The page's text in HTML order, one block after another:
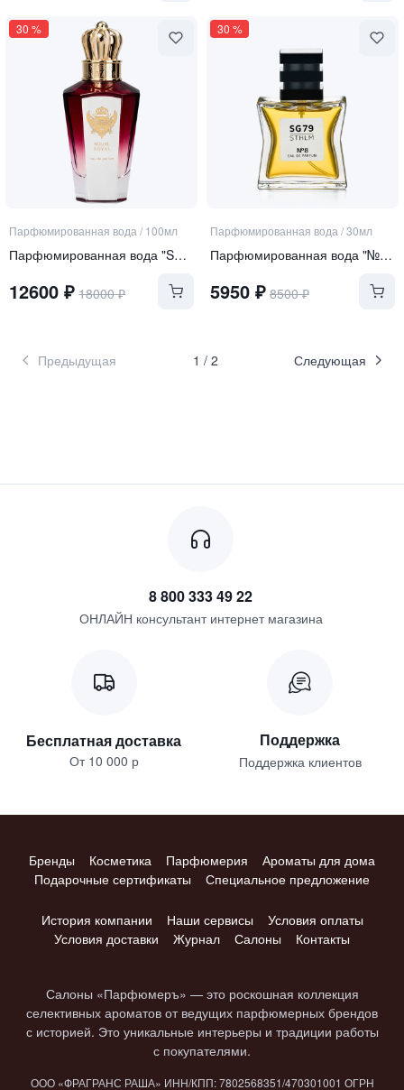
30 %
Парфюмированная вода / 100мл
Парфюмированная вода "SOLEIL ROYAL"
12600 ₽ 18000₽
30 %
Парфюмированная вода /30мл
Парфюмированная вода "№ 8"
5950₽ 8500₽
Предыдущая 1 / 2 Следующая
8 800 333 49 22
ОНЛАЙН консультант интернет магазина
Бесплатная доставка
От 10 000 р
Поддержка
Поддержка клиентов
Бренды Косметика Парфюмерия
Ароматы для дома
Подарочные сертификаты
Специальное предложение
История компании Наши сервисы
Условия оплаты
Условия доставки
Журнал Салоны Контакты
Салоны «Парфюмеръ» — это роскошная коллекция
селективных ароматов от ведущих парфюмерных брендов
с историей. Это уникальные интерьеры и традиции работы
с покупателями.
ООО «ФРАГРАНС РАША» ИНН/КПП: 7802​568351/4703​01001 ОГРН